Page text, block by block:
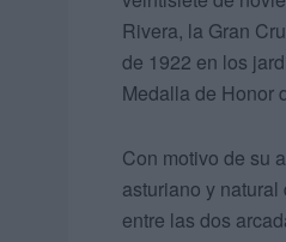
Rivera, la Gran
de 1922 en los
Medalla de Honor
Con motivo de su
asturiano y
entre las dos